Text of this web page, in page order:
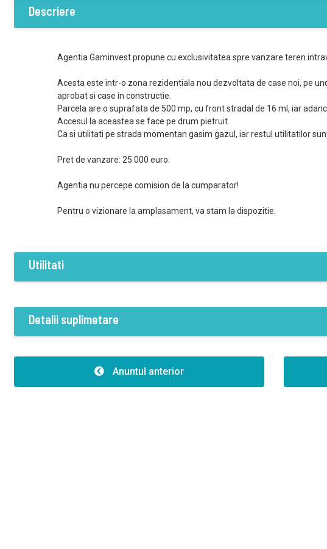
Descriere
Agentia Gaminvest propune cu exclusivitatea spre vanzare teren
Acesta este intr-o zona rezidentiala nou dezvoltata de case noi, pe
aprobat si case in constructie.
Parcela are o suprafata de 500 mp, cu front stradal de 16 ml, iar
Accesul la aceastea se face pe drum pietruit.
Ca si utilitati pe strada momentan gasim gazul, iar restul utilitatilor
Pret de vanzare: 25 000 euro.
Agentia nu percepe comision de la cumparator!
Pentru o vizionare la amplasament, va stam la dispozitie.
Utilitati
Detalii suplimetare
Număr de fațade:1Anuntul anterior